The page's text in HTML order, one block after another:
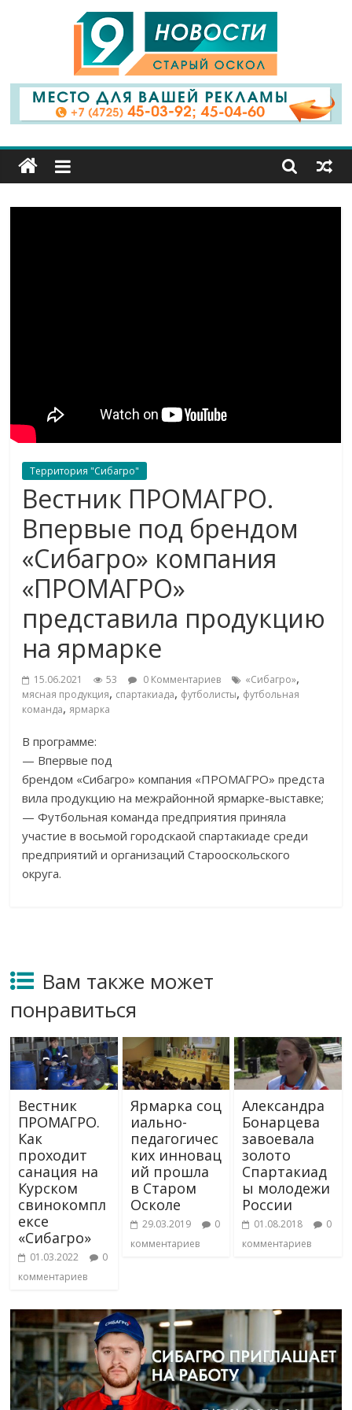
9
Канал
Старый
Территория "Сибагро"
Вестник ПРОМАГРО.
Впервые под брендом
«Сибагро» компания
«ПРОМАГРО»
представила продукцию
на ярмарке
15.06.2021 53 0 Комментариев «Сибагро»,
мясная продукция, спартакиада, футболисты, футбольная
команда, ярмарка
В программе:
— Впервые под
брендом «Сибагро» компания «ПРОМАГРО» предста
вила продукцию на межрайонной ярмарке-выставке;
— Футбольная команда предприятия приняла
участие в восьмой городскаой спартакиаде среди
предприятий и организаций Старооскольского
округа.
Вам также может
понравиться
Вестник
ПРОМАГРО.
Как
проходит
санация на
Курском
свинокомпл
ексе
«Сибагро»
01.03.2022
0
комментариев
Ярмарка соц
иально-
педагогичес
ких инновац
ий прошла
в Старом
Осколе
29.03.2019
0
комментариев
Александра
Бонарцева
завоевала
золото
Спартакиад
ы молодежи
России
01.08.2018
0
комментариев